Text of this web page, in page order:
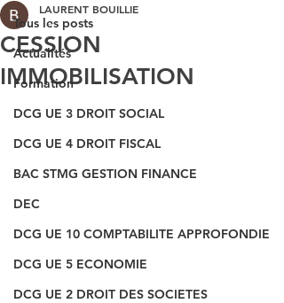
Tous les posts
Actualités
Formation
DCG UE 3 DROIT SOCIAL
DCG UE 4 DROIT FISCAL
BAC STMG GESTION FINANCE
DEC
DCG UE 10 COMPTABILITE APPROFONDIE
DCG UE 5 ECONOMIE
DCG UE 2 DROIT DES SOCIETES
CESSION
IMMOBILISATION
LAURENT BOUILLIE